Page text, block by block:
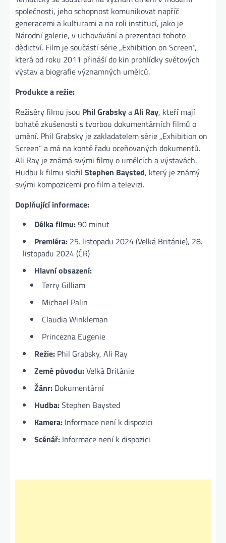
společnosti, jeho schopnost komunikovat napříč
generacemi a kulturami a na roli institucí, jako je
Národní galerie, v uchovávání a prezentaci tohoto
dědictví. Film je součástí série „Exhibition on Screen“,
která od roku 2011 přináší do kin prohlídky světových
výstav a biografie významných umělců.
Produkce a režie:
Režiséry filmu jsou Phil GrabskyaAli Ray, kteří mají
bohaté zkušenosti s tvorbou dokumentárních filmů o
umění. Phil Grabsky je zakladatelem série „Exhibition on
Screen“ a má na kontě řadu oceňovaných dokumentů.
Ali Ray je známá svými filmy o umělcích a výstavách.
Hudbu k filmu složil Stephen Baysted, který je známý
svými kompozicemi pro film a televizi.
Doplňující informace:
Délka filmu:90 minut
Premiéra: 25. listopadu 2024 (Velká Británie), 28.
listopadu 2024 (ČR)
Hlavní obsazení:
Terry Gilliam
Michael Palin
Claudia Winkleman
Princezna Eugenie
Režie: Phil Grabsky, Ali Ray
Země původu:Velká Británie
Žánr: Dokumentární
Hudba:Stephen Baysted
Kamera: Informace není k dispozici
Scénář: Informace není k dispozici